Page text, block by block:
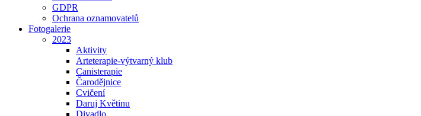
GDPR
Ochrana oznamovatelů
Fotogalerie
2023
Aktivity
Arteterapie-výtvarný klub
Canisterapie
Čarodějnice
Cvičení
Daruj Květinu
Divadlo